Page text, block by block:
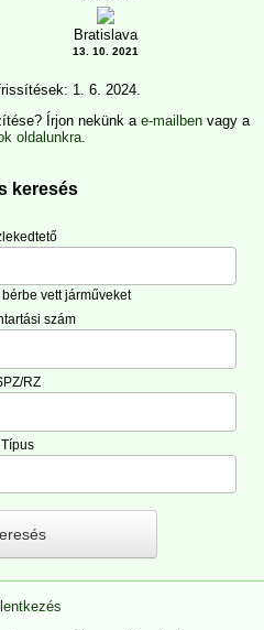
Bratislava
13. 10. 2021
1. 6. 2024.
Írjon nekünk a e-mailben vagy a
oldalunkra.
keresés
vett járműveket
szám
RZ
Típus